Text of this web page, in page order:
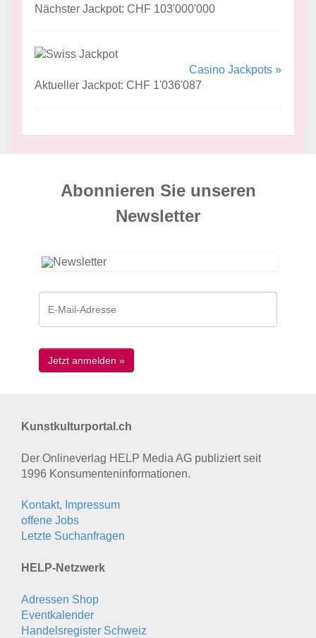
Nächster Jackpot: CHF 103'000'000
Casino Jackpots »
Aktueller Jackpot: CHF 1'036'087
Abonnieren Sie unseren
News­letter
Kunstkulturportal.ch
Der Onlineverlag HELP Media AG publiziert seit
1996 Konsumenten­informationen.
Kontakt, Impressum
offene Jobs
Letzte Suchanfragen
HELP-Netzwerk
Adressen Shop
Eventkalender
Handelsregister Schweiz